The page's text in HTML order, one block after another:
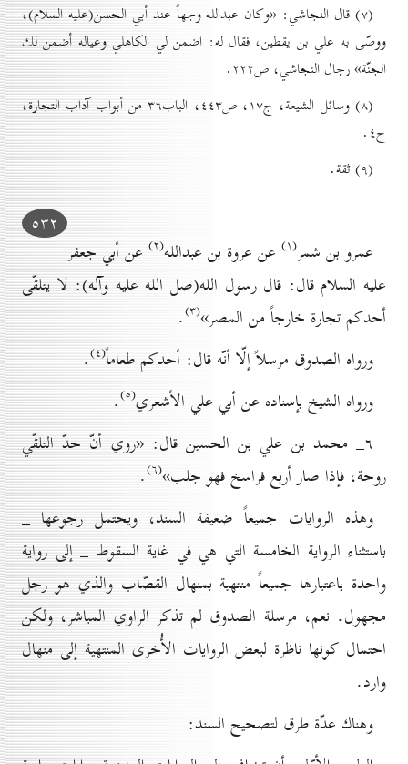
(۷) قال النجاشي: «وكان عبدالله وجهاً عند أبي الحسن(عليه السلام)،
ووصّى به علي بن يقطين، فقال له: اضمن لي الكاهلي وعياله أضمن لك
الجنّة» رجال النجاشي، ص۲۲۲.
(۸) وسائل الشيعة، ج۱۷، ص٤٤۳، الباب۳٦ من أبواب آداب التجارة،
ح٤.
(۹) ثقة.
٥۳۲
عمرو بن شمر(۱) عن عروة بن عبدالله(۲)
عن أبي جعفر
عليه السلام قال: قال رسول الله(صل الله عليه وآله): لا يتلقّى
أحدكم تجارة خارجاً من المصر»(۳) .
ورواه الصدوق مرسلاً إلّا أنّه قال: أحدكم طعاماً(٤) .
ورواه الشيخ بإسناده عن أبي علي الأشعري(٥) .
٦_ محمد بن علي بن الحسين قال: «روي أنّ حدّ التلقّي
روحة، فإذا صار أربع فراسخ فهو جلب»(٦) .
وهذه الروايات جميعاً ضعيفة السند، ويحتمل رجوعها _
باستثناء الرواية الخامسة التي هي في غاية السقوط _ إلى رواية
واحدة باعتبارها جميعاً منتهية بمنهال القصّاب والذي هو رجل
مجهول. نعم، مرسلة الصدوق لم تذكر الراوي المباشر، ولكن
احتمال كونها ناظرة لبعض الروايات الأُخرى المنتهية إلى منهال
وارد.
وهناك عدّة طرق لتصحيح السند: